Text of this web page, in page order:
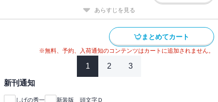
あらすじを見る
まとめてカート
※無料、予約、入荷通知のコンテンツはカートに追加されません。
1 2 3
新刊通知
しげの秀一 新装版 頭文字Ｄ